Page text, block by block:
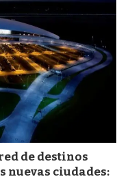
de destinos
nuevas ciudades: